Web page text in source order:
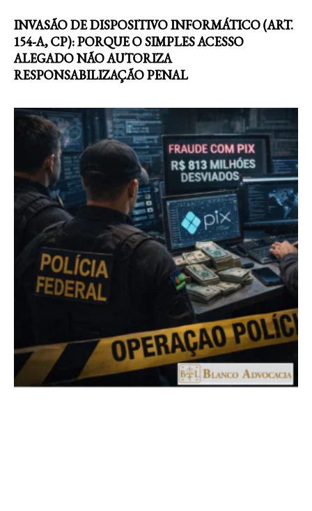
INVASÃO DE DISPOSITIVO INFORMÁTICO (ART.
154-A, CP): PORQUE O SIMPLES ACESSO
ALEGADO NÃO AUTORIZA
RESPONSABILIZAÇÃO PENAL